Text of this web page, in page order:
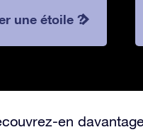
une étoile ?
en